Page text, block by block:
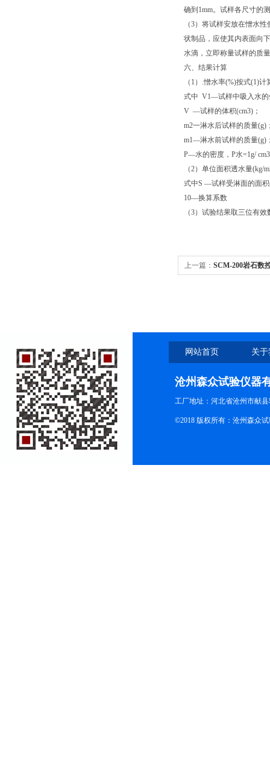
确到 1mm。试样各尺寸的
（3）将试样安放在憎水性
状制品，应使其内表面向
水滴，立即称量试样的质量
六、结果计算
（ 1 ） .憎水率(%)按式(1)计
式中 V1—试样中吸入水的
V —试样的体积(cm3) ；
m2一淋水后试样的质量(g)
m1—淋水前试样的质量(g)
P—水的密度， P水=1g/ cm3
（2）单位面积透水量(kg/
式中S —试样受淋面的面积
10—换算系数
（3）试验结果取三位有效
上一篇： SCM-200岩石数
网站首页 关
沧州森众试验仪器
工厂地址：河北省沧州市献
©2018 版权所有：沧州森众